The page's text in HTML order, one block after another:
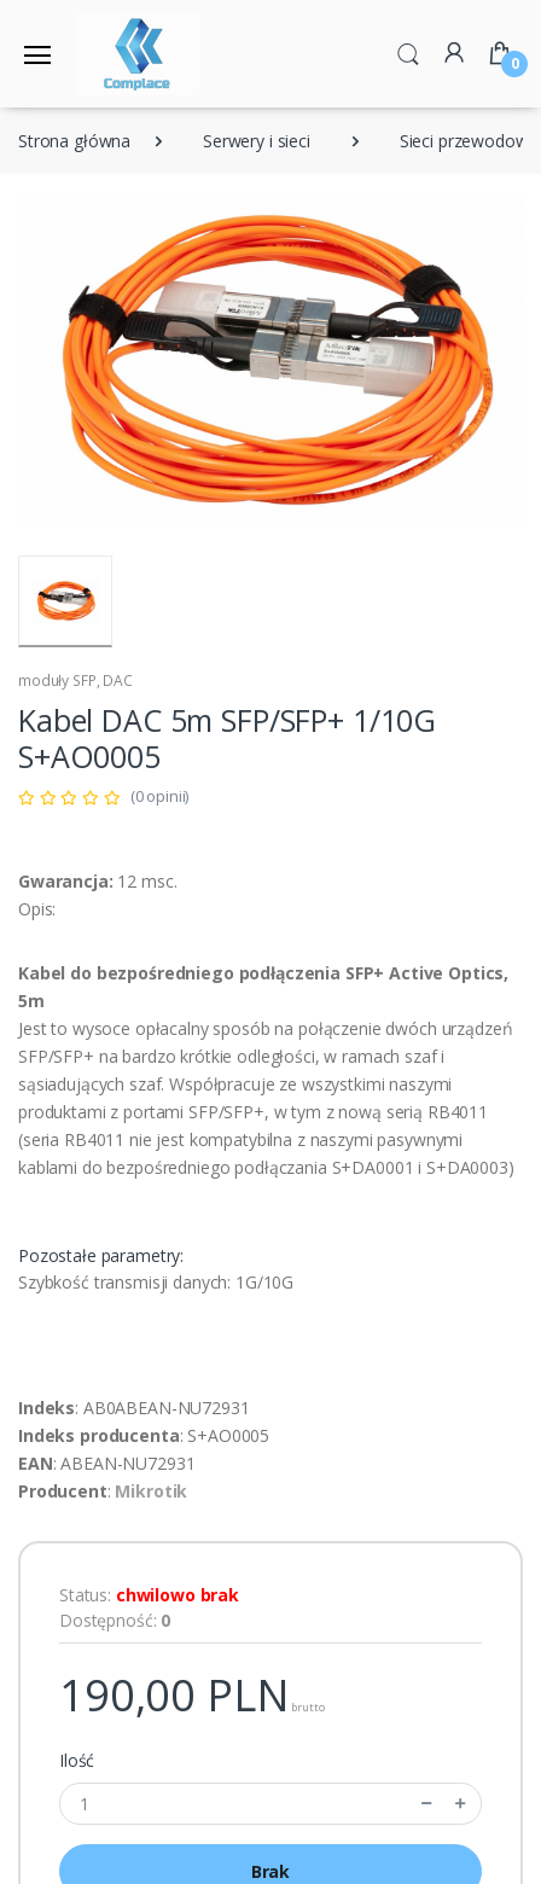
0
Strona główna Serwery i sieci Sieci przewodowe
moduły SFP, DAC
Kabel DAC 5m SFP/SFP+ 1/10G
S+AO0005
(0 opinii)
Gwarancja: 12 msc.
Opis:
Kabel do bezpośredniego podłączenia SFP+ Active Optics,
5m
Jest to wysoce opłacalny sposób na połączenie dwóch urządzeń
SFP/SFP+ na bardzo krótkie odległości, w ramach szaf i
sąsiadujących szaf. Współpracuje ze wszystkimi naszymi
produktami z portami SFP/SFP+, w tym z nową serią RB4011
(seria RB4011 nie jest kompatybilna z naszymi pasywnymi
kablami do bezpośredniego podłączania S+DA0001 i S+DA0003)
Pozostałe parametry:
Szybkość transmisji danych: 1G/10G
Indeks: AB0ABEAN-NU72931
Indeks producenta: S+AO0005
EAN: ABEAN-NU72931
Producent: Mikrotik
Status: chwilowo brak
Dostępność: 0
190,00 PLN brutto
Ilość
Brak